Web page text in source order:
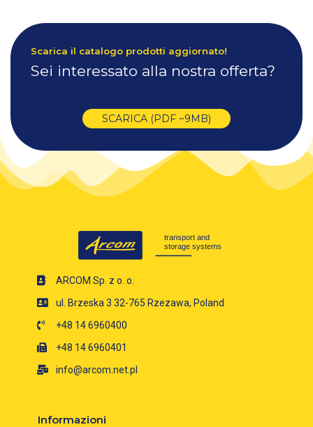
Scarica il catalogo prodotti aggiornato!
Sei interessato alla nostra offerta?
SCARICA (PDF ~9MB)
ARCOM Sp. z o. o.
ul. Brzeska 3 32-765 Rzezawa, Poland
+48 14 6960400
+48 14 6960401
info@arcom.net.pl
Informazioni